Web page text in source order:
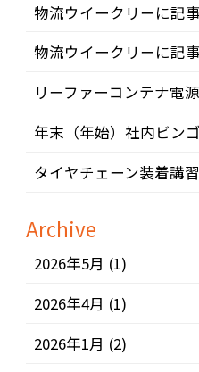
物流ウイークリーに記
物流ウイークリーに記
リーファーコンテナ電
年末（年始）社内ビン
タイヤチェーン装着講
Archive
2026年5月 (1)
2026年4月 (1)
2026年1月 (2)